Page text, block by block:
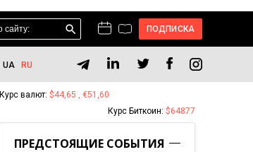
ПОДПИСКА
UA RU
Курс валют: $44,65 , €51,60
Курс Биткоин: $64877
ПРЕДСТОЯЩИЕ СОБЫТИЯ